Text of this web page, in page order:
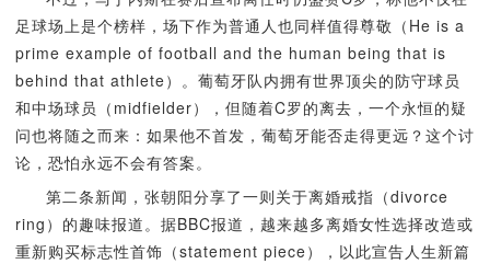
足球场上是个榜样，场下作为普通人也同样值得尊敬（He is a
prime example of football and the human being that is
behind that athlete）。葡萄牙队内拥有世界顶尖的防守球员
和中场球员（midfielder），但随着C罗的离去，一个永恒的疑
问也将随之而来：如果他不首发，葡萄牙能否走得更远？这个讨
论，恐怕永远不会有答案。
第二条新闻，张朝阳分享了一则关于离婚戒指（divorce
ring）的趣味报道。据BBC报道，越来越多离婚女性选择改造或
重新购买标志性首饰（statement piece），以此宣告人生新篇